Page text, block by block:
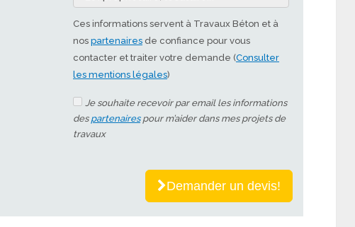
Ces informations servent à Travaux Béton et à
nos partenaires de confiance pour vous
contacter et traiter votre demande (Consulter
les mentions légales)
Je souhaite recevoir par email les informations
des partenairespour m’aider dans mes projets de
travaux
Demander un devis!